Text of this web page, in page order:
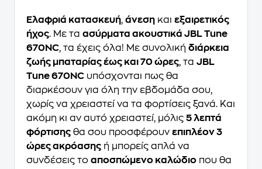
Ελαφριά κατασκευή, άνεση και εξαιρετικός
ήχος. Με τα ασύρματα ακουστικά JBL Tune
670NC, τα έχεις όλα! Με συνολική διάρκεια
ζωής μπαταρίας έως και 70 ώρες, τα JBL
Tune 670NC υπόσχονται πως θα
διαρκέσουν για όλη την εβδομάδα σου,
χωρίς να χρειαστεί να τα φορτίσεις ξανά. Και
ακόμη κι αν αυτό χρειαστεί, μόλις 5 λεπτά
φόρτισης θα σου προσφέρουν επιπλέον 3
ώρες ακρόασης ή μπορείς απλά να
συνδέσεις το αποσπώμενο καλώδιο που θα